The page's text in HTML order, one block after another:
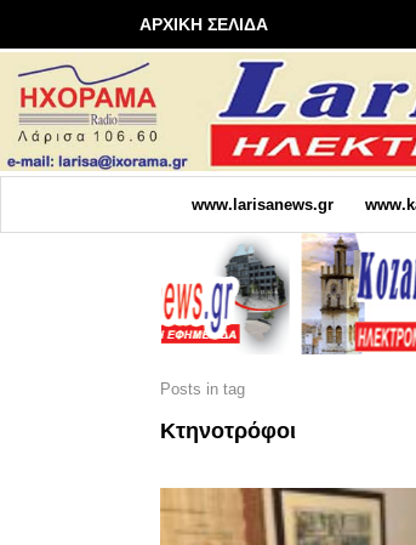
ΑΡΧΙΚΗ ΣΕΛΙΔΑ
www.larisanews.gr
Posts in tag
Κτηνοτρόφοι